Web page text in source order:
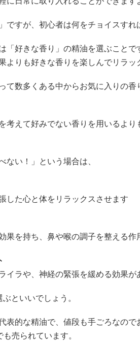
すが、初心者は何をチョイスすれ
「好きな香り」の精油を選ぶこと
よりも好きな香りを楽しんでリラッ
て数多くある中からお気に入りの
えて好みでない香りを用いるより
ない！」という場合は、
した心と体をリラックスさせます
果を持ち、鼻や喉の調子を整える作
イラや、神経の緊張を緩める効果が
といいでしょう。
表的な精油で、値段も手ごろなので
売られています。